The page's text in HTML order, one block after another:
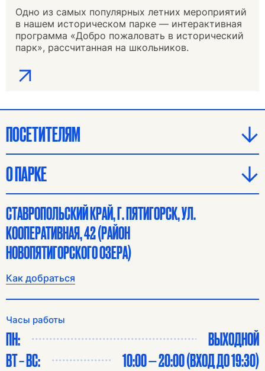
Одно из самых популярных летних мероприятий
в нашем историческом парке — интерактивная
программа «Добро пожаловать в исторический
парк», рассчитанная на школьников.
ПОСЕТИТЕЛЯМ
О ПАРКЕ
СТАВРОПОЛЬСКИЙ КРАЙ, Г. ПЯТИГОРСК, УЛ.
КООПЕРАТИВНАЯ, 42 (РАЙОН
НОВОПЯТИГОРСКОГО ОЗЕРА)
Как добраться
Часы работы
ПН:
ВЫХОДНОЙ
ВТ – ВС:
10:00 — 20:00 (ВХОД ДО 19:30)